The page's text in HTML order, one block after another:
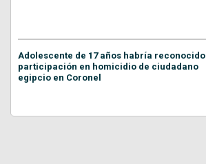
Adolescente de 17 años habría reconocido
participación en homicidio de ciudadano
egipcio en Coronel